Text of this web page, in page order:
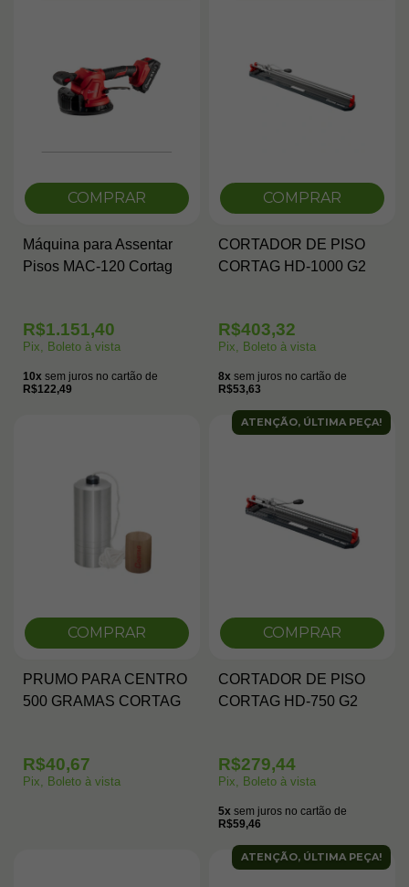
COMPRAR
Máquina para Assentar
Pisos MAC-120 Cortag
R$1.151,40
Pix, Boleto à vista
10x sem juros no cartão de
R$122,49
COMPRAR
CORTADOR DE PISO
CORTAG HD-1000 G2
R$403,32
Pix, Boleto à vista
8x sem juros no cartão de
R$53,63
COMPRAR
PRUMO PARA CENTRO
500 GRAMAS CORTAG
R$40,67
Pix, Boleto à vista
ATENÇÃO, ÚLTIMA PEÇA!
COMPRAR
CORTADOR DE PISO
CORTAG HD-750 G2
R$279,44
Pix, Boleto à vista
5x sem juros no cartão de
R$59,46
ATENÇÃO, ÚLTIMA PEÇA!